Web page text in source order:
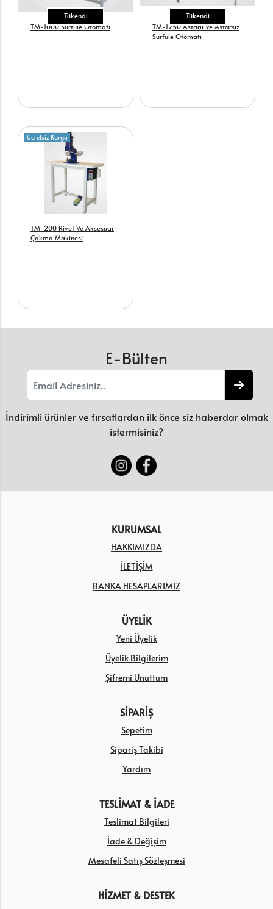
Tükendi
TM-1000 Sürfüle Otomatı
Tükendi
TM-1250 Astarlı Ve Astarsız
Sürfüle Otomatı
Ücretsiz Kargo
TM-200 Rivet Ve Aksesuar
Çakma Makinesi
E-Bülten
İndirimli ürünler ve fırsatlardan ilk önce siz haberdar olmak
istermisiniz?
KURUMSAL
HAKKIMIZDA
İLETİŞİM
BANKA HESAPLARIMIZ
ÜYELİK
Yeni Üyelik
Üyelik Bilgilerim
Şifremi Unuttum
SİPARİŞ
Sepetim
Sipariş Takibi
Yardım
TESLİMAT & İADE
Teslimat Bilgileri
İade & Değişim
Mesafeli Satış Sözleşmesi
HİZMET & DESTEK